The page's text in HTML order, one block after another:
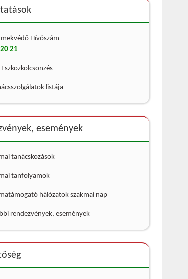
Hívószám
21
Eszközkölcsönzés
listája
események
tanácskozások
tanfolyamok
hálózatok szakmai nap
rendezvények, események